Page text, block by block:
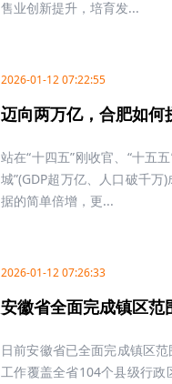
售业创新提升，培育发...
2026-01-12 07:22:55
迈向两万亿，合肥如何
站在“十四五”刚收官、“十五
城”(GDP超万亿、人口破千
据的简单倍增，更...
2026-01-12 07:26:33
安徽省全面完成镇区范
日前安徽省已全面完成镇区
工作覆盖全省104个县级行